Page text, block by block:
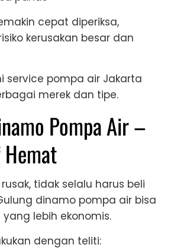
cepat diperiksa,
kerusakan besar dan
service pompa air Jakarta
merek dan tipe.
Pompa Air –
tidak selalu harus beli
dinamo pompa air bisa
lebih ekonomis.
dengan teliti: